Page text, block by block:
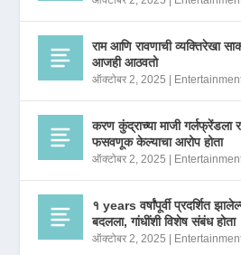
राम आणि रावणाची व्यक्तिरेखा
आजही आठवतो
ऑक्टोबर 2, 2025
करण कुंद्राच्या माजी गर्लफ्रेंडला
फसवणूक केल्याचा आरोप होता
ऑक्टोबर 2, 2025
१ years वर्षांपूर्वी प्रदर्शित
बदलला, गांधींशी विशेष संबंध होता
ऑक्टोबर 2, 2025